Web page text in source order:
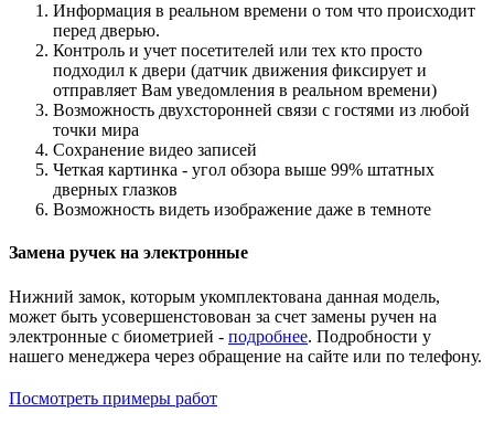
Информация в реальном времени о том что происходит
перед дверью.
Контроль и учет посетителей или тех кто просто
подходил к двери (датчик движения фиксирует и
отправляет Вам уведомления в реальном времени)
Возможность двухсторонней связи с гостями из любой
точки мира
Сохранение видео записей
Четкая картинка - угол обзора выше 99% штатных
дверных глазков
Возможность видеть изображение даже в темноте
Замена ручек на электронные
Нижний замок, которым укомплектована данная модель,
может быть усовершенстовован за счет замены ручен на
электронные с биометрией - подробнее. Подробности у
нашего менеджера через обращение на сайте или по телефону.
Посмотреть примеры работ